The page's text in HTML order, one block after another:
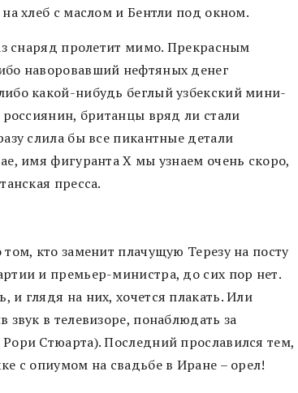
хлеб с маслом и Бентли под окном.
снаряд пролетит мимо. Прекрасным
наворовавший нефтяных денег
какой-нибудь беглый узбекский мини-
британцы вряд ли стали
слила бы все пикантные детали
имя фигуранта X мы узнаем очень скоро,
пресса.
кто заменит плачущую Терезу на посту
и премьер-министра, до сих пор нет.
и глядя на них, хочется плакать. Или
звук в телевизоре, понаблюдать за
Стюарта). Последний прославился тем,
с опиумом на свадьбе в Иране – орел!